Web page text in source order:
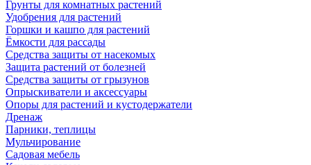
Грунты для комнатных растений
Удобрения для растений
Горшки и кашпо для растений
Ёмкости для рассады
Средства защиты от насекомых
Защита растений от болезней
Средства защиты от грызунов
Опрыскиватели и аксессуары
Опоры для растений и кустодержатели
Дренаж
Парники, теплицы
Мульчирование
Садовая мебель